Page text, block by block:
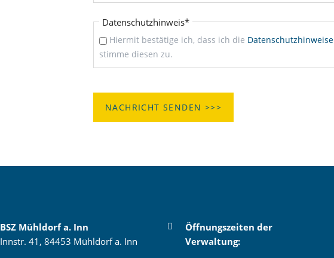
Pflichtfeld
Datenschutzhinweis*
Hiermit bestätige ich, dass ich die Datenschutzhinweise
stimme diesen zu.
NACHRICHT SENDEN >>>
BSZ Mühldorf a. Inn
Innstr. 41, 84453 Mühldorf a. Inn
Öffnungszeiten der
Verwaltung: